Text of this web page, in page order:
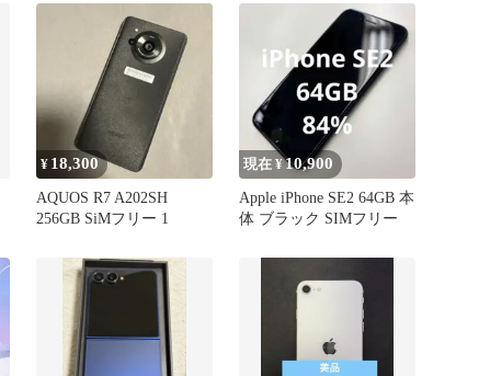
¥ 18,300
AQUOS R7 A202SH
256GB SiMフリー 1
現在 ¥10,900
Apple iPhone SE2 64GB 本
体 ブラック SIMフリー